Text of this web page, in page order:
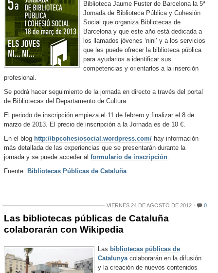
Biblioteca Jaume Fuster de Barcelona la 5ª
Jornada de Biblioteca Pública y Cohesión
Social que organiza Bibliotecas de
Barcelona y que este año está dedicada a
los llamados jóvenes ‘nini’ y a los servicios
que les puede ofrecer la biblioteca pública
para ayudarlos a identificar sus
competencias y orientarlos a la inserción
profesional.
Se podrá hacer seguimiento de la jornada en directo a través del portal
de Bibliotecas del Departamento de Cultura.
El periodo de inscripción empieza el 11 de febrero y finalizar el 8 de
marzo de 2013. El precio de inscripción a la Jornada es de 10 €.
En el blog http://bpcohesiosocial.wordpress.com/ hay información
más detallada de las experiencias que se presentarán durante la
jornada y se puede acceder al formulario de inscripción.
Fuente: Bibliotecas Públicas de Cataluña
VIERNES 24 DE AGOSTO DE 2012 0
Las bibliotecas públicas de Cataluña
colaborarán con Wikipedia
Las bibliotecas públicas de
Catalunyacolaborarán en la difusión
y la creación de nuevos contenidos